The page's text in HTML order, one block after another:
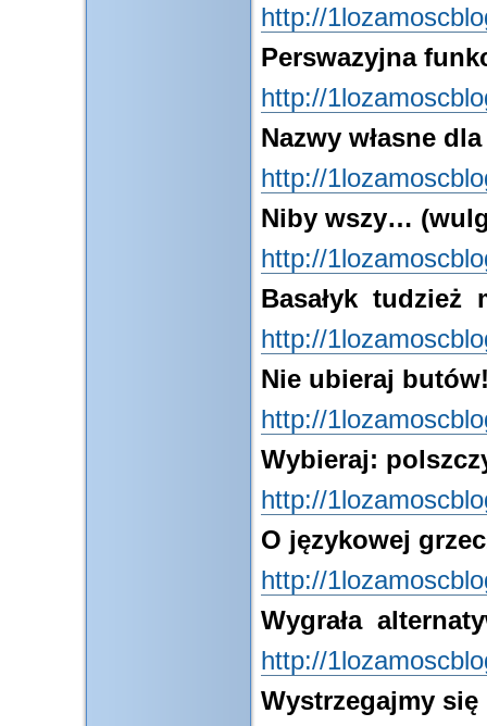
http://
Perswazyjna
http://
Nazwy własne
http://
Niby wszy…
http://
Basałyk tudzież
http://
Nie ubieraj
http://
Wybieraj:
http://
O językowej
http://
Wygrała
http://
Wystrzegajmy